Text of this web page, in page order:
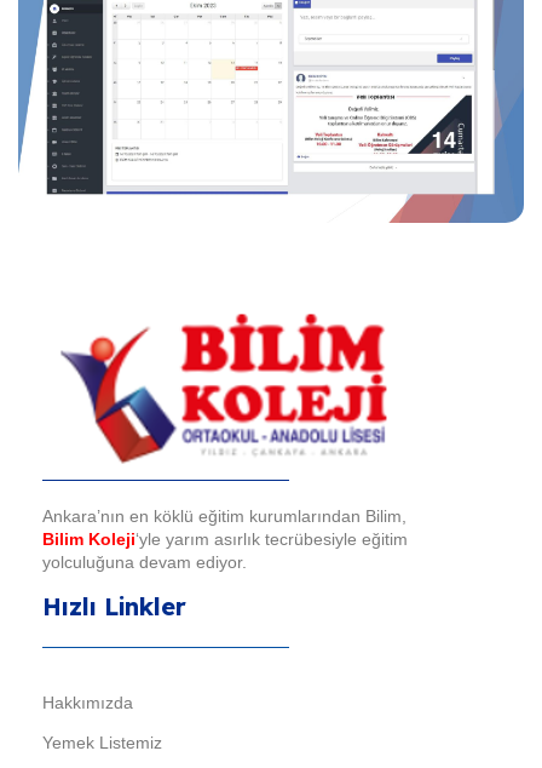
Bilim Koleji
Ankara’nın en köklü eğitim kurumlarından Bilim,
Bilim Koleji‘yle yarım asırlık tecrübesiyle eğitim
yolculuğuna devam ediyor.
Hızlı Linkler
Hakkımızda
Yemek Listemiz